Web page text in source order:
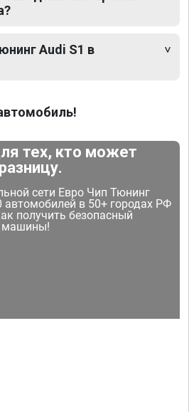
Audi S1 в
тех, кто может
сети Евро Чип Тюнинг
автомобилей в 50+ городах РФ
получить безопасный
машины!